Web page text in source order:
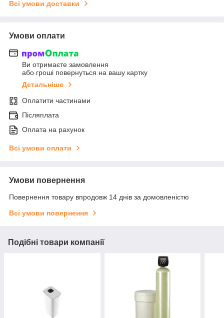
Всі умови доставки
Умови оплати
Ви отримаєте замовлення
або гроші повернуться на вашу картку
Детальніше
Оплатити частинами
Післяплата
Оплата на рахунок
Всі умови оплати
Умови повернення
Повернення товару впродовж 14 днів за домовленістю
Всі умови повернення
Подібні товари компанії